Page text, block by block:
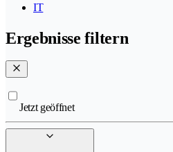
IT
Ergebnisse filtern
Jetzt geöffnet